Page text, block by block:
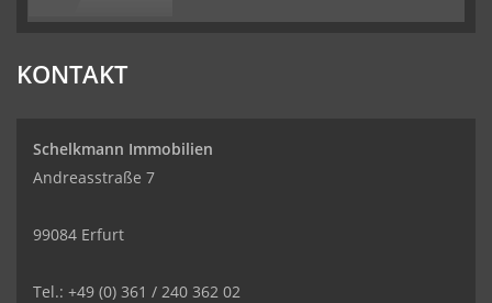
KONTAKT
Schelkmann Immobilien
Andreasstraße 7
99084 Erfurt
Tel.: +49 (0) 361 / 240 362 02